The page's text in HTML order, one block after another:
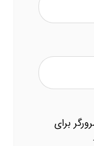
برای